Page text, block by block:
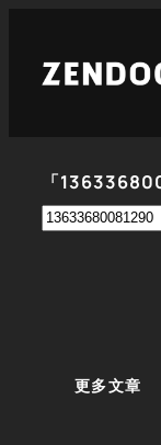
「
搜
更多文章